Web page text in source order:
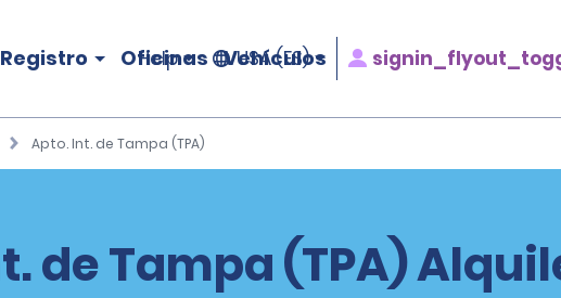
Registro Oficinas Vehículos
Help USA (ES)
Apto. Int. de Tampa (TPA)
de Tampa (TPA)